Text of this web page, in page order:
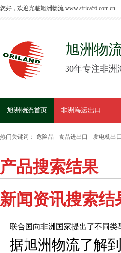
您好，欢迎光临旭洲物流 www.africa56.com.cn
旭洲物
30年专注非洲
旭洲物流首页 非洲海运出口
热门关键词： 危险品 食品进出口 发电机出口
产品搜索结果
新闻资讯搜索结
联合国向非洲国家提出了不同类
据旭洲物流了解